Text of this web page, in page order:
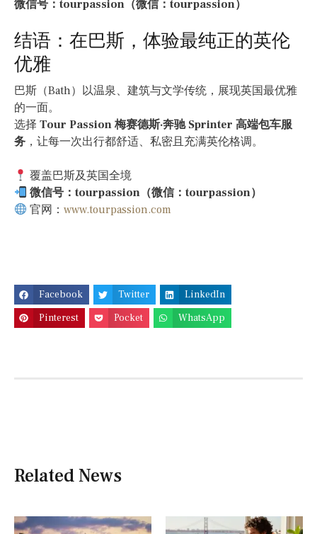
微信号：tourpassion（微信：tourpassion）
结语：在巴斯，体验最纯正的英伦
优雅
巴斯（Bath）以温泉、建筑与文学传统，展现英国最优雅
的一面。
选择 Tour Passion 梅赛德斯·奔驰 Sprinter 高端包车服
务 ，让每一次出行都舒适、私密且充满英伦格调。
覆盖巴斯及英国全境
微信号：tourpassion（微信：tourpassion）
官网：www.tourpassion.com
Facebook Twitter
LinkedIn
Pinterest
Pocket WhatsApp
Related News